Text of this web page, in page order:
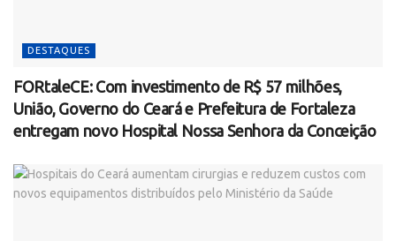
DESTAQUES
FORtaleCE: Com investimento de R$ 57 milhões,
União, Governo do Ceará e Prefeitura de Fortaleza
entregam novo Hospital Nossa Senhora da Conceição